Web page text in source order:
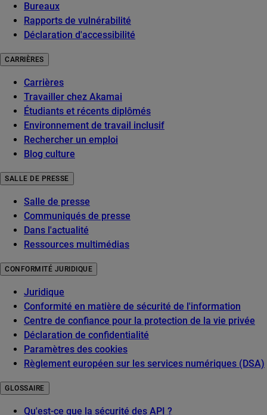
Bureaux
Rapports de vulnérabilité
Déclaration d'accessibilité
CARRIÈRES
Carrières
Travailler chez Akamai
Étudiants et récents diplômés
Environnement de travail inclusif
Rechercher un emploi
Blog culture
SALLE DE PRESSE
Salle de presse
Communiqués de presse
Dans l'actualité
Ressources multimédias
CONFORMITÉ JURIDIQUE
Juridique
Conformité en matière de sécurité de l'information
Centre de confiance pour la protection de la vie privée
Déclaration de confidentialité
Paramètres des cookies
Règlement européen sur les services numériques (DSA)
GLOSSAIRE
Qu'est-ce que la sécurité des API ?